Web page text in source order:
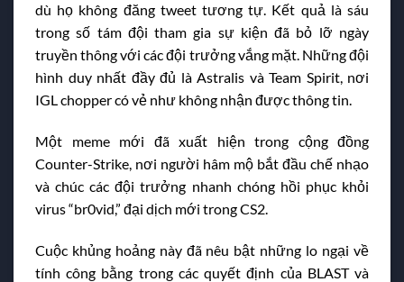
dù họ không đăng tweet tương tự. Kết quả là sáu
trong số tám đội tham gia sự kiện đã bỏ lỡ ngày
truyền thông với các đội trưởng vắng mặt. Những đội
hình duy nhất đầy đủ là Astralis và Team Spirit, nơi
IGL chopper có vẻ như không nhận được thông tin.
Một meme mới đã xuất hiện trong cộng đồng
Counter-Strike, nơi người hâm mộ bắt đầu chế nhạo
và chúc các đội trưởng nhanh chóng hồi phục khỏi
virus “br0vid,” đại dịch mới trong CS2.
Cuộc khủng hoảng này đã nêu bật những lo ngại về
tính công bằng trong các quyết định của BLAST và